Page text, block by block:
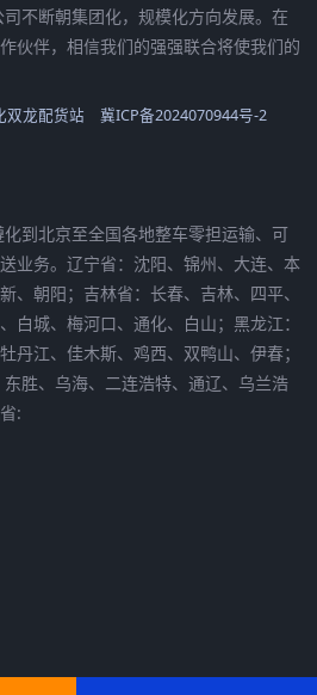
不断朝集团化，规模化方向发展。在
伙伴，相信我们的强强联合将使我们的
双龙配货站 冀ICP备2024070944号-2
到北京至全国各地整车零担运输、可
业务。辽宁省：沈阳、锦州、大连、本
、朝阳；吉林省：长春、吉林、四平、
白城、梅河口、通化、白山；黑龙江：
丹江、佳木斯、鸡西、双鸭山、伊春；
胜、乌海、二连浩特、通辽、乌兰浩
: